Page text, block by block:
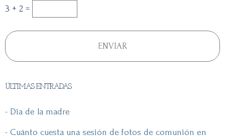
3 + 2 =
ÚLTIMAS ENTRADAS
- Dia de la madre
- Cuánto cuesta una sesión de fotos de comunión en